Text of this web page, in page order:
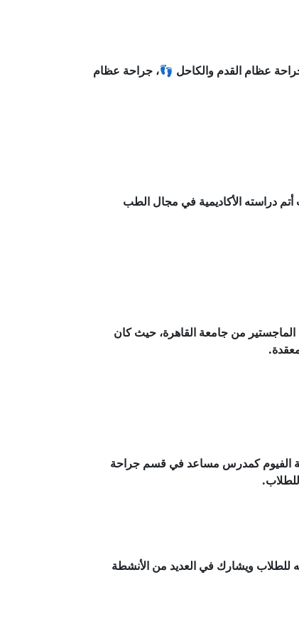
عظام القدم والكاحل 👣، جراحة عظام
دراسته الأكاديمية في مجال الطب
من جامعة القاهرة، حيث كان
الفيوم كمدرس مساعد في قسم جراحة
حيث يواصل تدريسه للطلاب ويشارك في العديد من الأنشطة